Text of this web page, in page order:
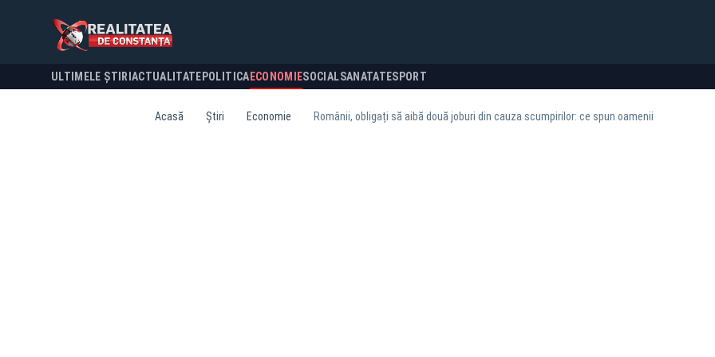
ULTIMELE ȘTIRI ACTUALITATE POLITICA ECONOMIESOCIALSANATATESPORT
Acasă Știri Economie Românii, obligați să aibă două joburi din cauza scumpirilor: ce spun oamenii